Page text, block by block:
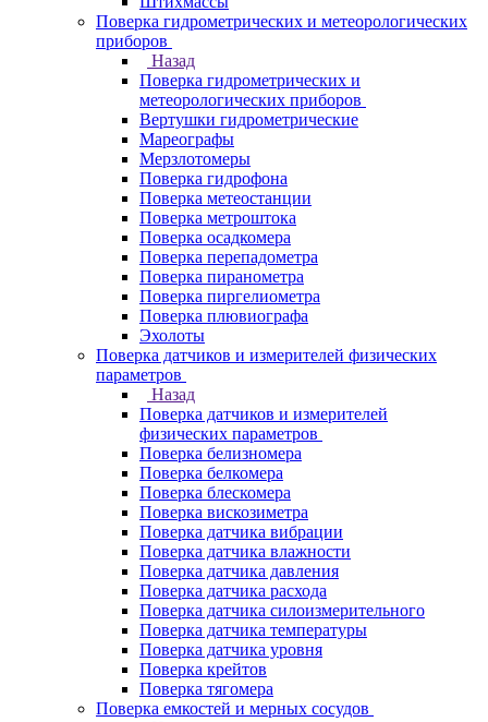
Поверка гидрометрических и метеорологических
приборов
Назад
Поверка гидрометрических и
метеорологических приборов
Вертушки гидрометрические
Мареографы
Мерзлотомеры
Поверка гидрофона
Поверка метеостанции
Поверка метроштока
Поверка осадкомера
Поверка перепадометра
Поверка пиранометра
Поверка пиргелиометра
Поверка плювиографа
Эхолоты
Поверка датчиков и измерителей физических
параметров
Назад
Поверка датчиков и измерителей
физических параметров
Поверка белизномера
Поверка белкомера
Поверка блескомера
Поверка вискозиметра
Поверка датчика вибрации
Поверка датчика влажности
Поверка датчика давления
Поверка датчика расхода
Поверка датчика силоизмерительного
Поверка датчика температуры
Поверка датчика уровня
Поверка крейтов
Поверка тягомера
Поверка емкостей и мерных сосудов